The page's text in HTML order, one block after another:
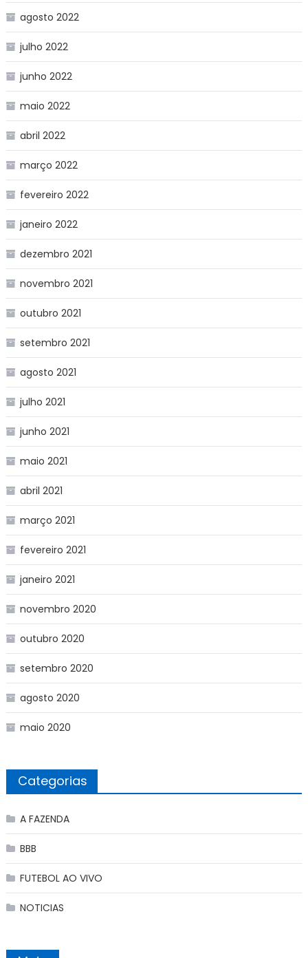
agosto 2022
julho 2022
junho 2022
maio 2022
abril 2022
março 2022
fevereiro 2022
janeiro 2022
dezembro 2021
novembro 2021
outubro 2021
setembro 2021
agosto 2021
julho 2021
junho 2021
maio 2021
abril 2021
março 2021
fevereiro 2021
janeiro 2021
novembro 2020
outubro 2020
setembro 2020
agosto 2020
maio 2020
Categorias
A FAZENDA
BBB
FUTEBOL AO VIVO
NOTICIAS